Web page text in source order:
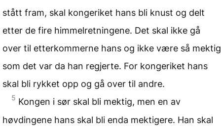
stått fram, skal kongeriket hans bli knust og delt
etter de fire himmelretningene. Det skal ikke gå
over til etterkommerne hans og ikke være så mektig
som det var da han regjerte. For kongeriket hans
skal bli rykket opp og gå over til andre.
5 Kongen i sør skal bli mektig, men en av
høvdingene hans skal bli enda mektigere. Han skal